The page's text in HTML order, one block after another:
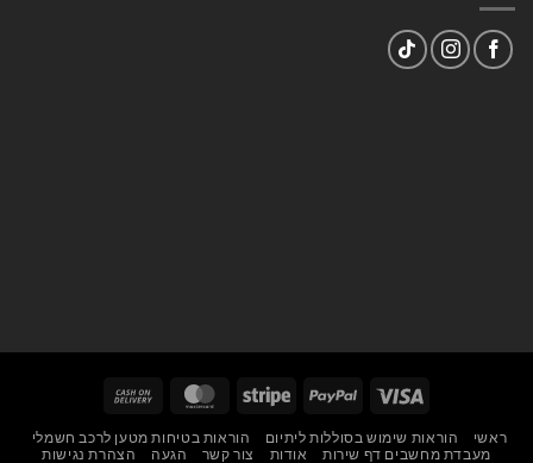
Visa
PayPal
Stripe
MasterCard
Delivery
ראשי הוראות שימוש בסוללות ליתיום
הוראות בטיחות מטען לרכב חשמלי
מעבדת מחשבים דף שירות
אודות צור קשר הגעה
הצהרת נגישות